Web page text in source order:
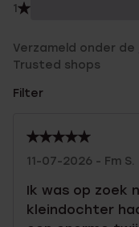
1
Verzameld onder de
Trusted shops
Filter
11-07-2026 - Fm S.
Ik was op zoek
kleindochter